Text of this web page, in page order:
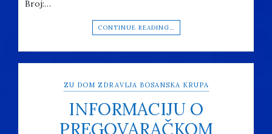
Broj:…
CONTINUE READING…
ZU DOM ZDRAVLJA BOSANSKA KRUPA
INFORMACIJU O
PREGOVARAČKOM